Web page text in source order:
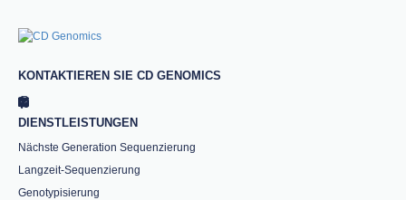
KONTAKTIEREN SIE CD GENOMICS
DIENSTLEISTUNGEN
Nächste Generation Sequenzierung
Langzeit-Sequenzierung
Genotypisierung